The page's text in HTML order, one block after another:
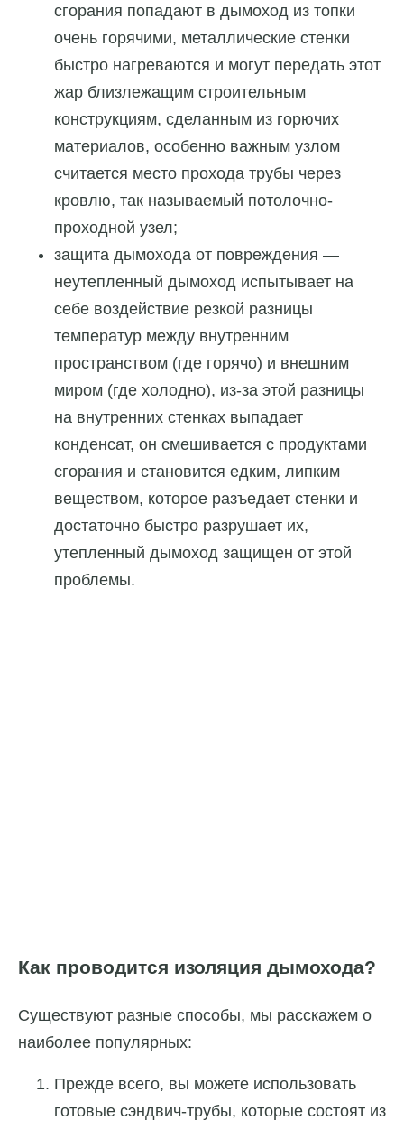
сгорания попадают в дымоход из топки
очень горячими, металлические стенки
быстро нагреваются и могут передать этот
жар близлежащим строительным
конструкциям, сделанным из горючих
материалов, особенно важным узлом
считается место прохода трубы через
кровлю, так называемый потолочно-
проходной узел;
защита дымохода от повреждения —
неутепленный дымоход испытывает на
себе воздействие резкой разницы
температур между внутренним
пространством (где горячо) и внешним
миром (где холодно), из-за этой разницы
на внутренних стенках выпадает
конденсат, он смешивается с продуктами
сгорания и становится едким, липким
веществом, которое разъедает стенки и
достаточно быстро разрушает их,
утепленный дымоход защищен от этой
проблемы.
Как проводится изоляция дымохода?
Существуют разные способы, мы расскажем о
наиболее популярных:
Прежде всего, вы можете использовать
готовые сэндвич-трубы, которые состоят из